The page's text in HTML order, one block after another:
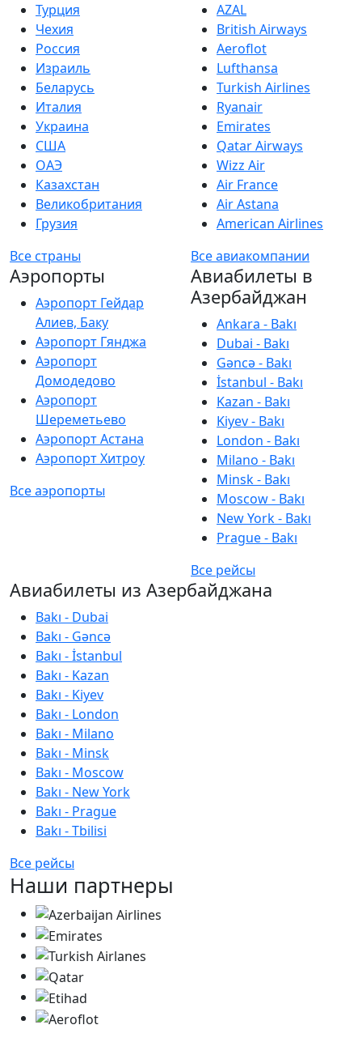
Турция
Чехия
Россия
Израиль
Беларусь
Италия
Украина
США
ОАЭ
Казахстан
Великобритания
Грузия
Все страны
AZAL
British Airways
Aeroflot
Lufthansa
Turkish Airlines
Ryanair
Emirates
Qatar Airways
Wizz Air
Air France
Air Astana
American Airlines
Все авиакомпании
Аэропорты
Аэропорт Гейдар
Алиев, Баку
Аэропорт Гянджа
Аэропорт
Домодедово
Аэропорт
Шереметьево
Аэропорт Астана
Аэропорт Хитроу
Все аэропорты
Авиабилеты в
Азербайджан
Ankara - Bakı
Dubai - Bakı
Gəncə - Bakı
İstanbul - Bakı
Kazan - Bakı
Kiyev - Bakı
London - Bakı
Milano - Bakı
Minsk - Bakı
Moscow - Bakı
New York - Bakı
Prague - Bakı
Все рейсы
Авиабилеты из Азербайджана
Bakı - Dubai
Bakı - Gəncə
Bakı - İstanbul
Bakı - Kazan
Bakı - Kiyev
Bakı - London
Bakı - Milano
Bakı - Minsk
Bakı - Moscow
Bakı - New York
Bakı - Prague
Bakı - Tbilisi
Все рейсы
Наши партнеры